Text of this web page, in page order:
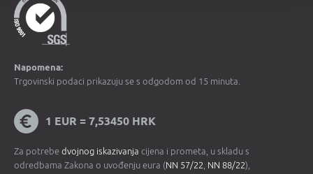
Napomena:
Trgovinski podaci prikazuju se s odgodom od 15 minuta.
1 EUR = 7,53450 HRK
Za potrebe dvojnog iskazivanja cijena i prometa, u skladu s
odredbama Zakona o uvođenju eura (NN 57/22 NN 88/22),